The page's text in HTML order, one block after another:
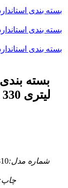
شماره مدل: